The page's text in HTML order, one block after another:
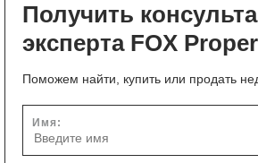
Получить
эксперта FOX
Поможем найти, купить или продать
Имя: